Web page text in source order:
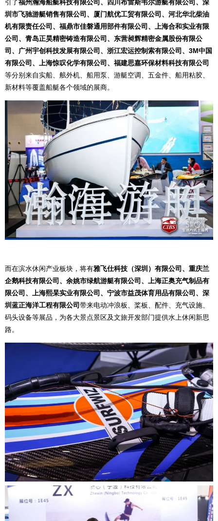
引了福州瀚海船艇科技有限公司、四川布雷斯韦尔游艇有限公司、深
圳市飞驰游艇销售有限公司、厦门航优工贸有限公司、河北华北柴油
机有限责任公司、福鼎市佳磐通用部件有限公司、上海合和实业有限
公司、青岛正昊精密铸造有限公司、东营昶辉精密金属股份有限公
司、广州宇创科技发展有限公司、浙江宏运控制索有限公司、3M中国
有限公司、上海惊叹化学有限公司、福建思嘉环保材料科技有限公司
等分别来自实船、舷外机、船用泵、游艇空调、五金件、船用粘胶、
新材料等覆盖船艇各个领域的展商。
而在滨水休闲产业板块，将有雅飞仕科技（深圳）有限公司、重庆兰
企鹅科技有限公司、余姚市绿航游艇有限公司、上海正奥充气制品有
限公司、上海熙杲实业有限公司、宁波市益茂体育用品有限公司、深
圳蓝正海洋工程有限公司带来电动冲浪板、桨板、配件、充气设施、
码头设备等展品，为各大景点景区及文旅开发部门提供水上休闲新思
路。